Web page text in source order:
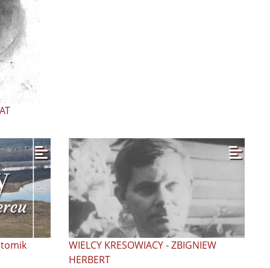
tomik
WIELCY KRESOWIACY - ZBIGNIEW
HERBERT